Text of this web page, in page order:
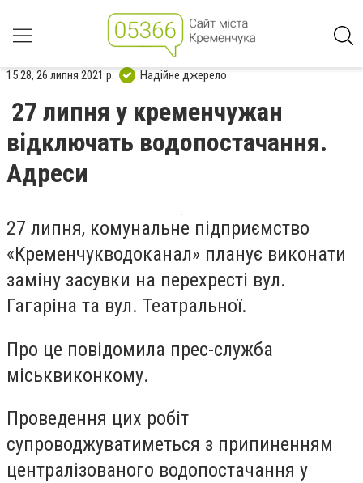
15:28, 26 липня 2021 р. Надійне джерело
27 липня у кременчужан
відключать водопостачання.
Адреси
27 липня, комунальне підприємство
«Кременчукводоканал» планує виконати
заміну засувки на перехресті вул.
Гагаріна та вул. Театральної.
Про це повідомила прес-служба
міськвиконкому.
Проведення цих робіт
супроводжуватиметься з припиненням
централізованого водопостачання у